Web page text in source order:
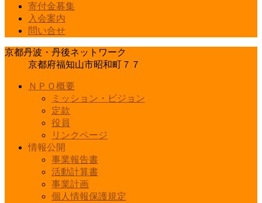
寄付金募集
入会案内
問い合せ
京都丹波・丹後ネットワーク
京都府福知山市昭和町７７
ＮＰＯ概要
ミッション・ビジョン
定款
役員
リンクページ
情報公開
事業報告書
活動計算書
事業計画
個人情報保護規定